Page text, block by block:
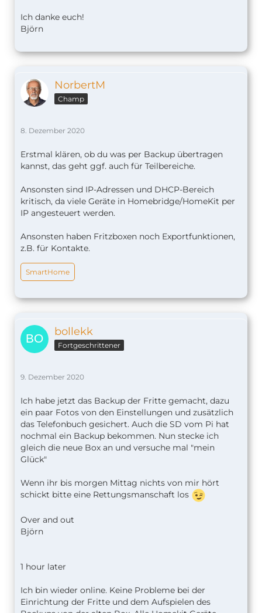
Ich danke euch!
Björn
NorbertM
Champ
8. Dezember 2020
Erstmal klären, ob du was per Backup übertragen
kannst, das geht ggf. auch für Teilbereiche.
Ansonsten sind IP-Adressen und DHCP-Bereich
kritisch, da viele Geräte in Homebridge/HomeKit per
IP angesteuert werden.
Ansonsten haben Fritzboxen noch Exportfunktionen,
z.B. für Kontakte.
SmartHome
bollekk
Fortgeschrittener
9. Dezember 2020
Ich habe jetzt das Backup der Fritte gemacht, dazu
ein paar Fotos von den Einstellungen und zusätzlich
das Telefonbuch gesichert. Auch die SD vom Pi hat
nochmal ein Backup bekommen. Nun stecke ich
gleich die neue Box an und versuche mal "mein
Glück"
Wenn ihr bis morgen Mittag nichts von mir hört
schickt bitte eine Rettungsmanschaft los
Over and out
Björn
1 hour later
Ich bin wieder online. Keine Probleme bei der
Einrichtung der Fritte und dem Aufspielen des